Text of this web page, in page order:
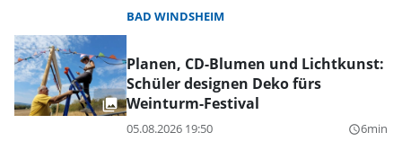
BAD WINDSHEIM
Planen, CD-Blumen und Lichtkunst:
Schüler designen Deko fürs
Weinturm-Festival
05.08.2026 19:50 query_builder6min